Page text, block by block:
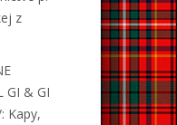
z
GI & GI
Kapy,